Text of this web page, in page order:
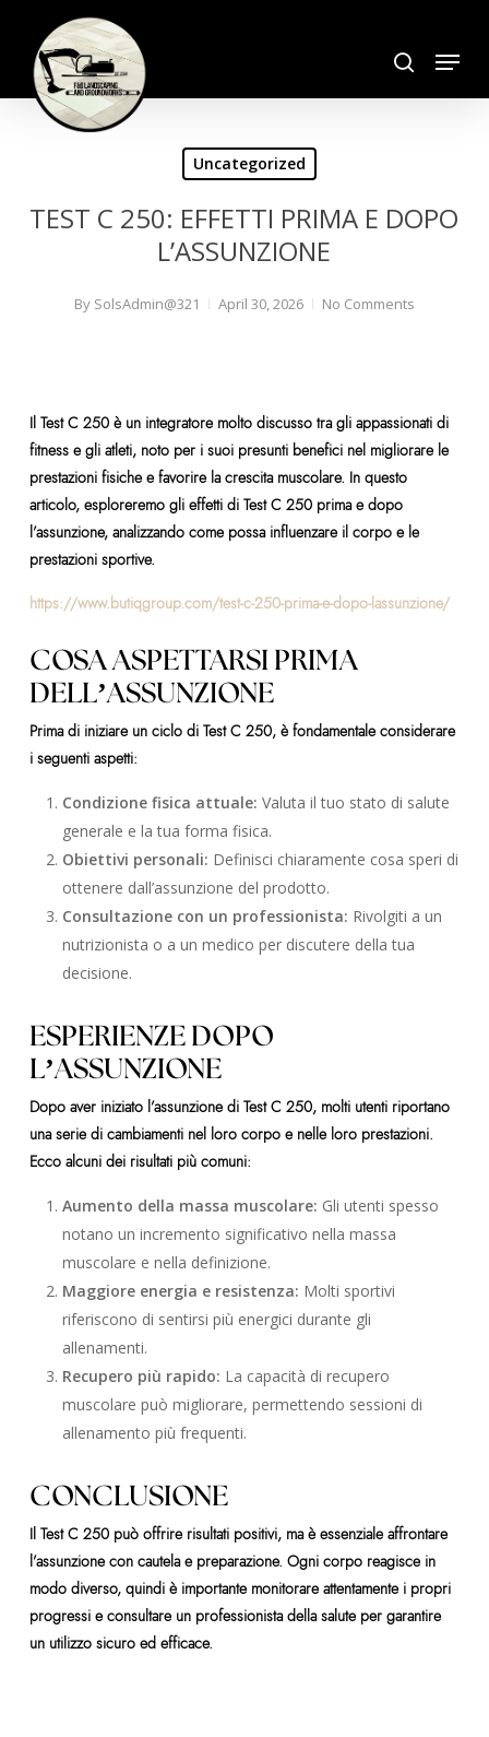
main
content
Menu
Uncategorized
TEST C 250: EFFETTI PRIMA E DOPO
L’ASSUNZIONE
By SolsAdmin@321 April 30, 2026 No Comments
Il Test C 250 è un integratore molto discusso tra gli appassionati di
fitness e gli atleti, noto per i suoi presunti benefici nel migliorare le
prestazioni fisiche e favorire la crescita muscolare. In questo
articolo, esploreremo gli effetti di Test C 250 prima e dopo
l’assunzione, analizzando come possa influenzare il corpo e le
prestazioni sportive.
https://www.butiqgroup.com/test-c-250-prima-e-dopo-lassunzione/
COSA ASPETTARSI PRIMA
DELL’ASSUNZIONE
Prima di iniziare un ciclo di Test C 250, è fondamentale considerare
i seguenti aspetti:
Condizione fisica attuale: Valuta il tuo stato di salute
generale e la tua forma fisica.
Obiettivi personali: Definisci chiaramente cosa speri di
ottenere dall’assunzione del prodotto.
Consultazione con un professionista: Rivolgiti a un
nutrizionista o a un medico per discutere della tua
decisione.
ESPERIENZE DOPO
L’ASSUNZIONE
Dopo aver iniziato l’assunzione di Test C 250, molti utenti riportano
una serie di cambiamenti nel loro corpo e nelle loro prestazioni.
Ecco alcuni dei risultati più comuni:
Aumento della massa muscolare: Gli utenti spesso
notano un incremento significativo nella massa
muscolare e nella definizione.
Maggiore energia e resistenza: Molti sportivi
riferiscono di sentirsi più energici durante gli
allenamenti.
Recupero più rapido: La capacità di recupero
muscolare può migliorare, permettendo sessioni di
allenamento più frequenti.
CONCLUSIONE
Il Test C 250 può offrire risultati positivi, ma è essenziale affrontare
l’assunzione con cautela e preparazione. Ogni corpo reagisce in
modo diverso, quindi è importante monitorare attentamente i propri
progressi e consultare un professionista della salute per garantire
un utilizzo sicuro ed efficace.
Close
Menu